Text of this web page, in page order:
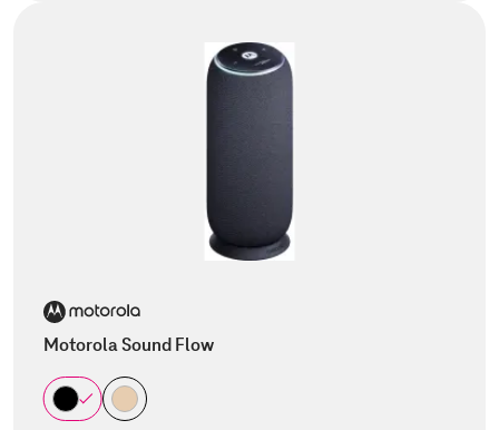
Motorola Sound Flow